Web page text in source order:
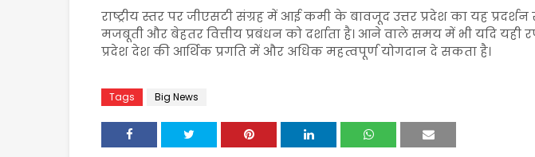
राष्ट्रीय स्तर पर जीएसटी संग्रह में आई कमी के बावजूद उत्तर प्रदेश का यह
मजबूती और बेहतर वित्तीय प्रबंधन को दर्शाता है। आने वाले समय में भी यदि यही
प्रदेश देश की आर्थिक प्रगति में और अधिक महत्वपूर्ण योगदान दे सकता है।
Tags Big News